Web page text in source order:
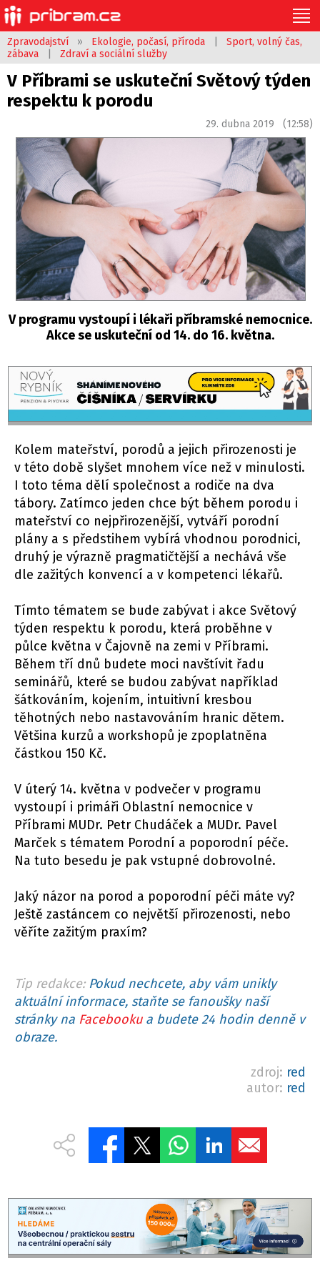
Zpravodajství » Ekologie, počasí, příroda
Sport, volný čas,
zábava
Zdraví a sociální služby
V Příbrami se uskuteční Světový týden
respektu k porodu
29. dubna 2019 (12:58)
V programu vystoupí i lékaři příbramské nemocnice.
Akce se uskuteční od 14. do 16. května.
Kolem mateřství, porodů a jejich přirozenosti je
v této době slyšet mnohem více než v minulosti.
I toto téma dělí společnost a rodiče na dva
tábory. Zatímco jeden chce být během porodu i
mateřství co nejpřirozenější, vytváří porodní
plány a s předstihem vybírá vhodnou porodnici,
druhý je výrazně pragmatičtější a nechává vše
dle zažitých konvencí a v kompetenci lékařů.
Tímto tématem se bude zabývat i akce Světový
týden respektu k porodu, která proběhne v
půlce května v Čajovně na zemi v Příbrami.
Během tří dnů budete moci navštívit řadu
seminářů, které se budou zabývat například
šátkováním, kojením, intuitivní kresbou
těhotných nebo nastavováním hranic dětem.
Většina kurzů a workshopů je zpoplatněna
částkou 150 Kč.
V úterý 14. května v podvečer v programu
vystoupí i primáři Oblastní nemocnice v
Příbrami MUDr. Petr Chudáček a MUDr. Pavel
Marček s tématem Porodní a poporodní péče.
Na tuto besedu je pak vstupné dobrovolné.
Jaký názor na porod a poporodní péči máte vy?
Ještě zastáncem co největší přirozenosti, nebo
věříte zažitým praxím?
Tip redakce: Pokud nechcete, aby vám unikly
aktuální informace, staňte se fanoušky naší
stránky na Facebookua budete 24 hodin denně v
obraze.
zdroj: red
autor: red